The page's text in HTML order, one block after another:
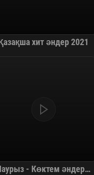
хит әндер 2021
Наурыз - Көктем әндер жинағы